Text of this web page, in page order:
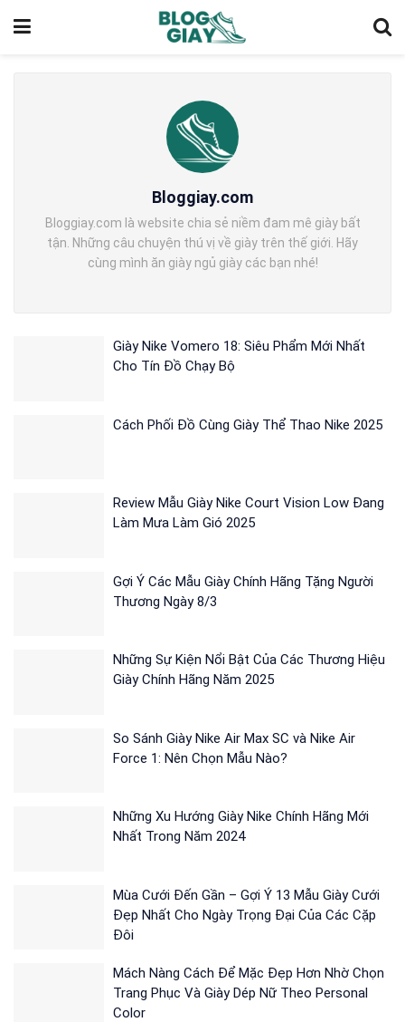
Bloggiay.com
Bloggiay.com là website chia sẻ niềm đam mê giày bất
tận. Những câu chuyện thú vị về giày trên thế giới. Hãy
cùng mình ăn giày ngủ giày các bạn nhé!
Giày Nike Vomero 18: Siêu Phẩm Mới Nhất
Cho Tín Đồ Chạy Bộ
Cách Phối Đồ Cùng Giày Thể Thao Nike 2025
Review Mẫu Giày Nike Court Vision Low Đang
Làm Mưa Làm Gió 2025
Gợi Ý Các Mẫu Giày Chính Hãng Tặng Người
Thương Ngày 8/3
Những Sự Kiện Nổi Bật Của Các Thương Hiệu
Giày Chính Hãng Năm 2025
So Sánh Giày Nike Air Max SC và Nike Air
Force 1: Nên Chọn Mẫu Nào?
Những Xu Hướng Giày Nike Chính Hãng Mới
Nhất Trong Năm 2024
Mùa Cưới Đến Gần – Gợi Ý 13 Mẫu Giày Cưới
Đẹp Nhất Cho Ngày Trọng Đại Của Các Cặp
Đôi
Mách Nàng Cách Để Mặc Đẹp Hơn Nhờ Chọn
Trang Phục Và Giày Dép Nữ Theo Personal
Color